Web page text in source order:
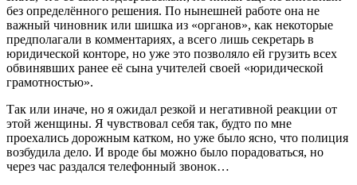
без определённого решения. По нынешней работе она не
важный чиновник или шишка из «органов», как некоторые
предполагали в комментариях, а всего лишь секретарь в
юридической конторе, но уже это позволяло ей грузить всех
обвинявших ранее её сына учителей своей «юридической
грамотностью».
Так или иначе, но я ожидал резкой и негативной реакции от
этой женщины. Я чувствовал себя так, будто по мне
проехались дорожным катком, но уже было ясно, что полиция
возбудила дело. И вроде бы можно было порадоваться, но
через час раздался телефонный звонок…